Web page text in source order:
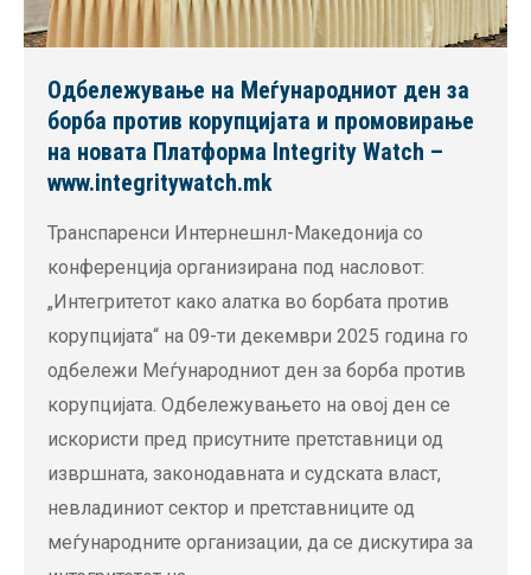
Одбележување на Меѓународниот ден за
борба против корупцијата и промовирање
на новата Платформа Integrity Watch –
www.integritywatch.mk
Транспаренси Интернешнл-Македонија со
конференција организирана под насловот:
„Интегритетот како алатка во борбата против
корупцијата“ на 09-ти декември 2025 година го
одбележи Меѓународниот ден за борба против
корупцијата. Одбележувањето на овој ден се
искористи пред присутните претставници од
извршната, законодавната и судската власт,
невладиниот сектор и претставниците од
меѓународните организации, да се дискутира за